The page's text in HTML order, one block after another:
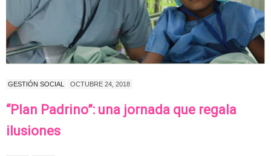
GESTIÓN SOCIAL OCTUBRE 24, 2018
“Plan Padrino”: una jornada que regala
ilusiones